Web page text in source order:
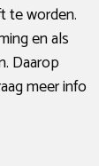
te worden.
en als
Daarop
meer info